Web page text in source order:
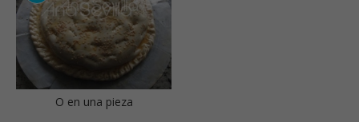
O en una pieza